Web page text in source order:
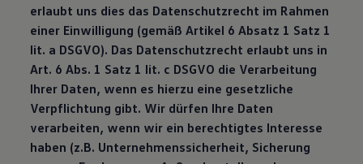
erlaubt uns dies das Datenschutzrecht im Rahmen
einer Einwilligung (gemäß Artikel 6 Absatz 1 Satz 1
lit. a DSGVO). Das Datenschutzrecht erlaubt uns in
Art. 6 Abs. 1 Satz 1 lit. c DSGVO die Verarbeitung
Ihrer Daten, wenn es hierzu eine gesetzliche
Verpflichtung gibt. Wir dürfen Ihre Daten
verarbeiten, wenn wir ein berechtigtes Interesse
haben (z.B. Unternehmenssicherheit, Sicherung